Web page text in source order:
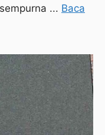
... Baca